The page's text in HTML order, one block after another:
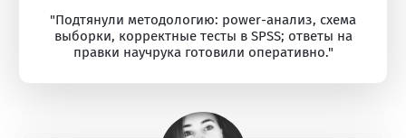
"Подтянули методологию: power-анализ, схема
выборки, корректные тесты в SPSS; ответы на
правки научрука готовили оперативно."